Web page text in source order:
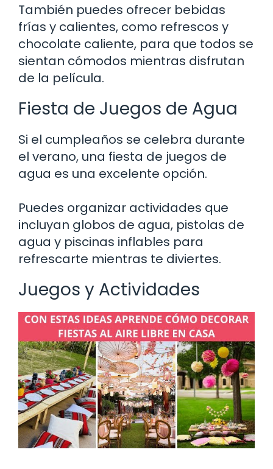
También puedes ofrecer bebidas
frías y calientes, como refrescos y
chocolate caliente, para que todos se
sientan cómodos mientras disfrutan
de la película.
Fiesta de Juegos de Agua
Si el cumpleaños se celebra durante
el verano, una fiesta de juegos de
agua es una excelente opción.
Puedes organizar actividades que
incluyan globos de agua, pistolas de
agua y piscinas inflables para
refrescarte mientras te diviertes.
Juegos y Actividades